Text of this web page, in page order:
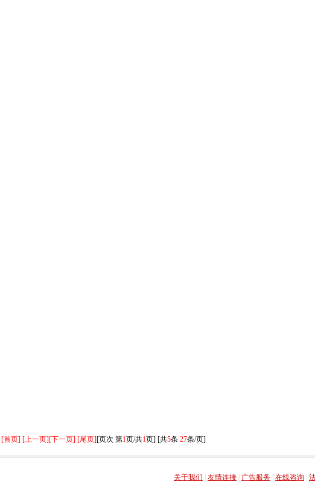
[首页] [上一页][下一页] [尾页][页次 第1页/共1页] [共5条 27条/页]
关于我们
友情连接 广告服务 在线咨询